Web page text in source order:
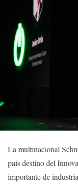
La multinacional
país destino del
importante de